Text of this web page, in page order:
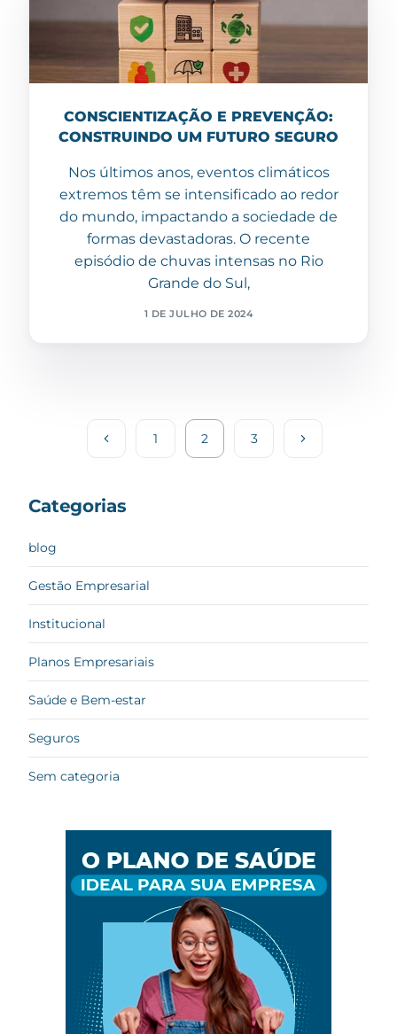
CONSCIENTIZAÇÃO E PREVENÇÃO:
CONSTRUINDO UM FUTURO SEGURO
Nos últimos anos, eventos climáticos
extremos têm se intensificado ao redor
do mundo, impactando a sociedade de
formas devastadoras. O recente
episódio de chuvas intensas no Rio
Grande do Sul,
1 DE JULHO DE 2024
1 2 3
Categorias
blog
Gestão Empresarial
Institucional
Planos Empresariais
Saúde e Bem-estar
Seguros
Sem categoria